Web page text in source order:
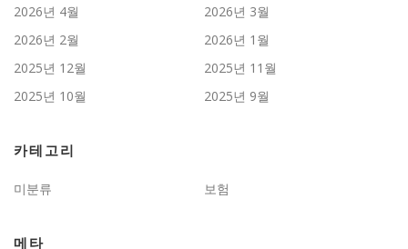
2026년 4월
2026년 3월
2026년 2월
2026년 1월
2025년 12월
2025년 11월
2025년 10월
2025년 9월
카테고리
미분류 보험
메타